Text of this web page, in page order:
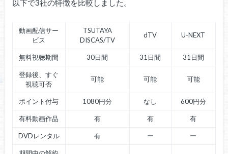
以下で3社の特徴を比較しました。
動画配信サー
ビス
TSUTAYA
DISCAS/TV
dTV U-NEXT
無料視聴期間 30日間 31日間 31日間
登録後、すぐ
視聴可否
可能 可能 可能
ポイント付与 1080円分 なし 600円分
有料動画作品 有 有 有
DVDレンタル 有 ー ー